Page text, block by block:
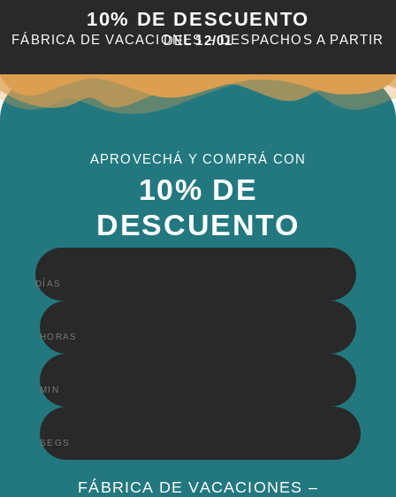
10% DE DESCUENTO
FÁBRICA DE VACACIONES – DESPACHOS A PARTIR DEL12/01
APROVECHÁ Y COMPRÁ CON
10% DE
DESCUENTO
DÍAS
HORAS
MIN
SEGS
FÁBRICA DE VACACIONES –